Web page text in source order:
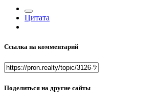
Цитата
Ссылка на комментарий
Поделиться на другие сайты